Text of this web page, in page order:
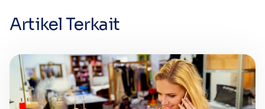
Artikel Terkait